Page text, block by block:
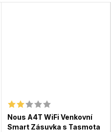
Nous A4T WiFi Venkovní
Smart Zásuvka s Tasmota